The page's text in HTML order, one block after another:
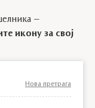
–
икону за свој
Нова претрага